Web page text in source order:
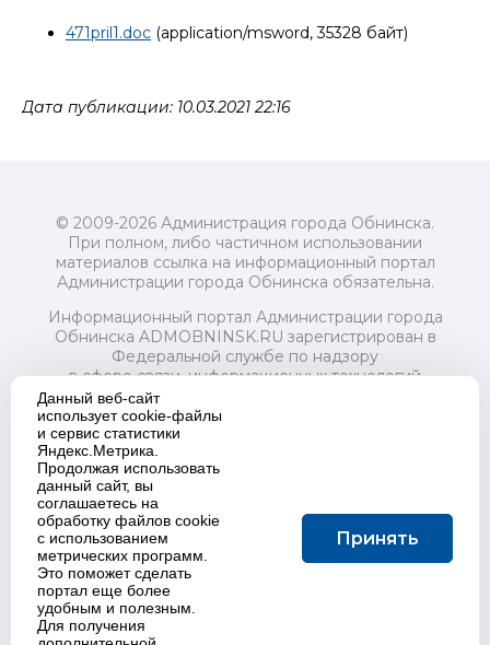
471pril1.doc (application/msword, 35328 байт)
Дата публикации: 10.03.2021 22:16
© 2009-2026 Администрация города Обнинска.
При полном, либо частичном использовании
материалов ссылка на информационный портал
Администрации города Обнинска обязательна.
Информационный портал Администрации города
Обнинска ADMOBNINSK.RU зарегистрирован в
Федеральной службе по надзору
в сфере связи, информационных технологий
и массовых коммуникаций (Роскомнадзор) 24 июля
2018 года.
Свидетельство о регистрации Эл № ФС77-73321
Учредитель: Администрация (исполнительно-
распорядительный орган) городского округа "Город
Обнинск". Главный редактор: Байкова Е.А.
Адрес электронной почты Редакции:
redactor@admobninsk.ru
Телефон Редакции: +7 (484) 395-85-85
Настоящий ресурс содержит материалы 18+
Политика в отношении обработки персональных
Данный веб-сайт
использует cookie-файлы
и сервис статистики
Яндекс.Метрика.
Продолжая использовать
данный сайт, вы
соглашаетесь на
обработку файлов cookie
с использованием
метрических программ.
Это поможет сделать
портал еще более
удобным и полезным.
Для получения
Принять